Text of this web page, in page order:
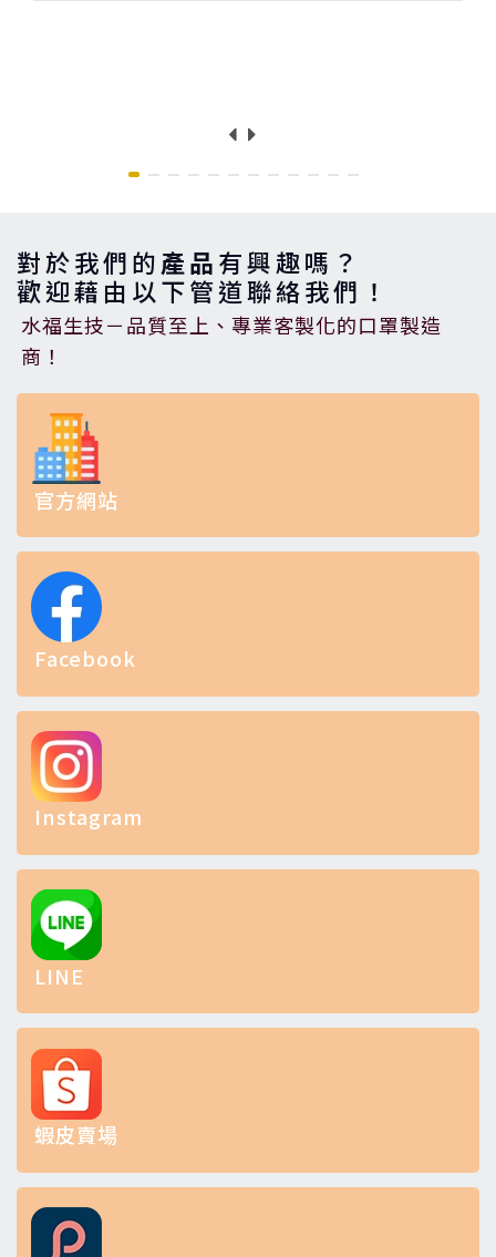
對於我們的產品有興趣嗎？
歡迎藉由以下管道聯絡我們！
水福生技－品質至上、專業客製化的口罩製造
商！
官方網站
Facebook
Instagram
LINE
蝦皮賣場